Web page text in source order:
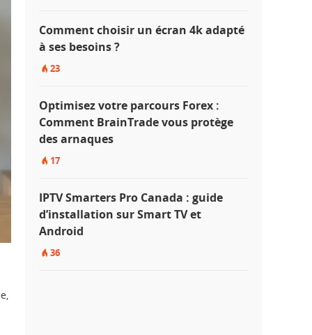
Comment choisir un écran 4k adapté
à ses besoins ?
23
Optimisez votre parcours Forex :
Comment BrainTrade vous protège
des arnaques
17
IPTV Smarters Pro Canada : guide
d’installation sur Smart TV et
Android
36